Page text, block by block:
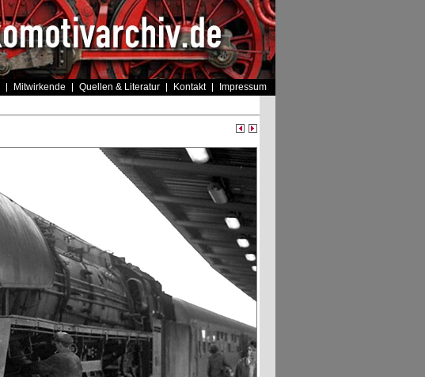
Mitwirkende Quellen & Literatur Kontakt Impressum